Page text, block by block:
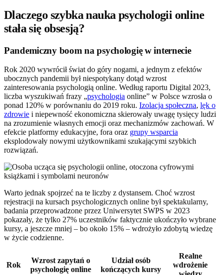
Dlaczego szybka nauka psychologii online
stała się obsesją?
Pandemiczny boom na psychologię w internecie
Rok 2020 wywrócił świat do góry nogami, a jednym z efektów
ubocznych pandemii był niespotykany dotąd wzrost
zainteresowania psychologią online. Według raportu Digital 2023,
liczba wyszukiwań frazy „psychologia online” w Polsce wzrosła o
ponad 120% w porównaniu do 2019 roku. Izolacja społeczna, lęk o
zdrowie i niepewność ekonomiczna skierowały uwagę tysięcy ludzi
na zrozumienie własnych emocji oraz mechanizmów zachowań. W
efekcie platformy edukacyjne, fora oraz grupy wsparcia
eksplodowały nowymi użytkownikami szukającymi szybkich
rozwiązań.
Warto jednak spojrzeć na te liczby z dystansem. Choć wzrost
rejestracji na kursach psychologicznych online był spektakularny,
badania przeprowadzone przez Uniwersytet SWPS w 2023
pokazały, że tylko 27% uczestników faktycznie ukończyło wybrane
kursy, a jeszcze mniej – bo około 15% – wdrożyło zdobytą wiedzę
w życie codzienne.
Rok
Wzrost zapytań o
psychologię online
Udział osób
kończących kursy
Realne
wdrożenie